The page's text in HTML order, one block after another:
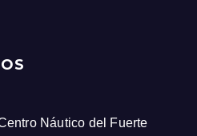
Náutico del Fuerte